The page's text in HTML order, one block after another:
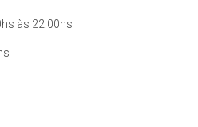
às 22:00hs